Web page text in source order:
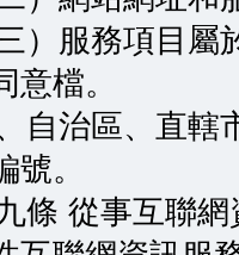
服務項目屬
意檔。
治區、直轄
號。
從事互聯網